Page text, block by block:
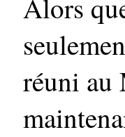
Alors
réuni au